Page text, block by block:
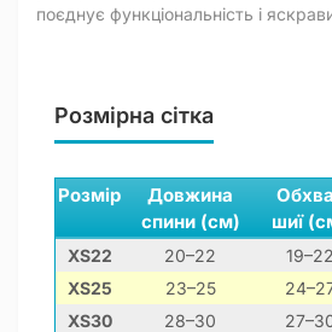
поєднує функціональність і
Розмірна сітка
Розмір
Довжина
спини (см)
шиї
XS22 20–22 19–22
XS25
23–25
XS30
28–30